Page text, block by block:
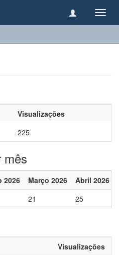
Visualizações
225
mês
2026 Março 2026 Abril 2026
21 25
Visualizações